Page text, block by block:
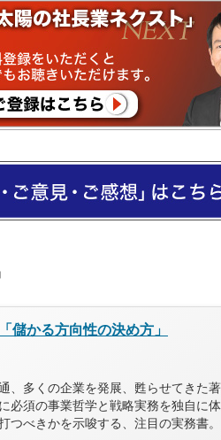
儲かる方向性の決め方」
、多くの企業を発展、甦らせてきた
必須の事業哲学と戦略実務を独自に
つべきかを示唆する、注目の実務書。